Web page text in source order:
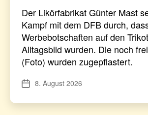
Der Likörfabrikat Günter Mast
Kampf mit dem DFB durch,
Werbebotschaften auf den
Alltagsbild wurden. Die noch
(Foto) wurden zugepflastert.
Veröffentlichungsdatum
8. August 2026